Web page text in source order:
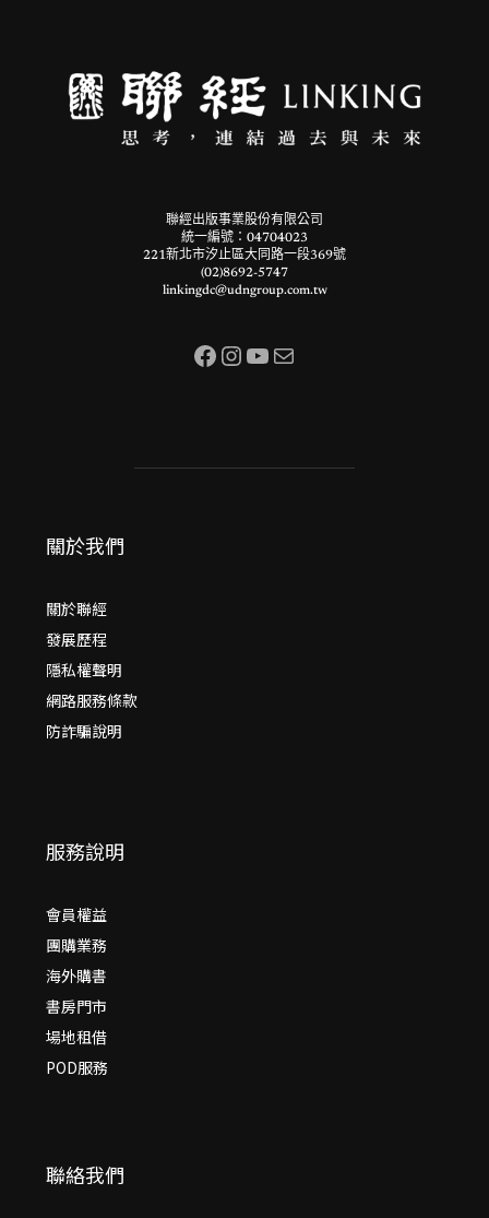
聯經出版事業股份有限公司
統一編號：04704023
221新北市汐止區大同路一段369號
(02)8692-5747
linkingdc@udngroup.com.tw
Facebook InstagramYouTube 電子郵件
關於我們
關於聯經
發展歷程
隱私權聲明
網路服務條款
防詐騙說明
服務說明
會員權益
團購業務
海外購書
書房門市
場地租借
POD服務
聯絡我們